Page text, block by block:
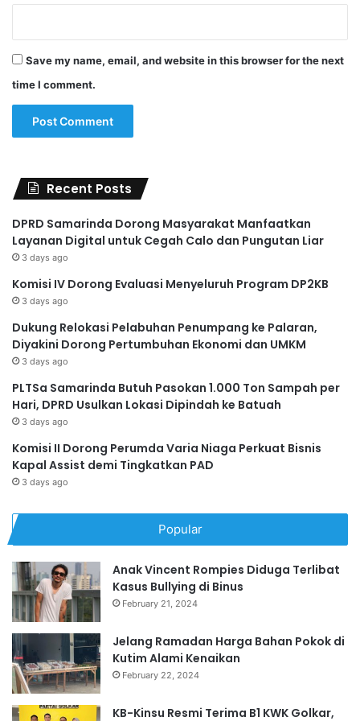
Save my name, email, and website in this browser for the next
time I comment.
Recent Posts
DPRD Samarinda Dorong Masyarakat Manfaatkan
Layanan Digital untuk Cegah Calo dan Pungutan Liar
3 days ago
Komisi IV Dorong Evaluasi Menyeluruh Program DP2KB
3 days ago
Dukung Relokasi Pelabuhan Penumpang ke Palaran,
Diyakini Dorong Pertumbuhan Ekonomi dan UMKM
3 days ago
PLTSa Samarinda Butuh Pasokan 1.000 Ton Sampah per
Hari, DPRD Usulkan Lokasi Dipindah ke Batuah
3 days ago
Komisi II Dorong Perumda Varia Niaga Perkuat Bisnis
Kapal Assist demi Tingkatkan PAD
3 days ago
Popular
Anak Vincent Rompies Diduga Terlibat
Kasus Bullying di Binus
February 21, 2024
Jelang Ramadan Harga Bahan Pokok di
Kutim Alami Kenaikan
February 22, 2024
KB-Kinsu Resmi Terima B1 KWK Golkar,